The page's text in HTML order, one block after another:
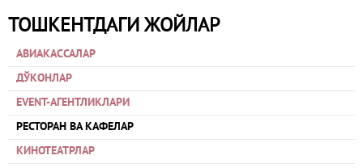
ТОШКЕНТДАГИ ЖОЙЛАР
АВИАКАССАЛАР
ДЎКОНЛАР
EVENT-АГЕНТЛИКЛАРИ
РЕСТОРАН ВА КАФЕЛАР
КИНОТЕАТРЛАР